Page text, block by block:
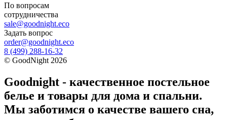
По вопросам
сотрудничества
sale@goodnight.eco
Задать вопрос
order@goodnight.eco
8 (499) 288-16-32
© GoodNight 2026
Goodnight - качественное постельное
белье и товары для дома и спальни.
Мы заботимся о качестве вашего сна,